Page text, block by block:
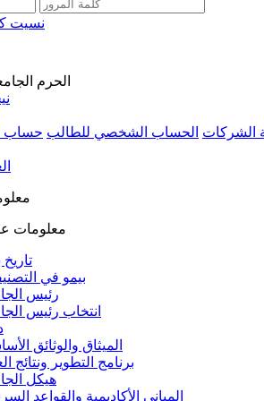
نسيت
الحرم
الشركات الحساب الشخصي للطالب حساب
معلومات
تاريخ
بيمو في
رئيس
انتخاب رئيس
الميثاق والوثائق
برنامج التطوير ونتائج
هيكل
المباني الأكاديمية والقواعد